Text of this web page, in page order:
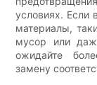
условиях. Если
материалы,
мусор или
ожидайте
замену